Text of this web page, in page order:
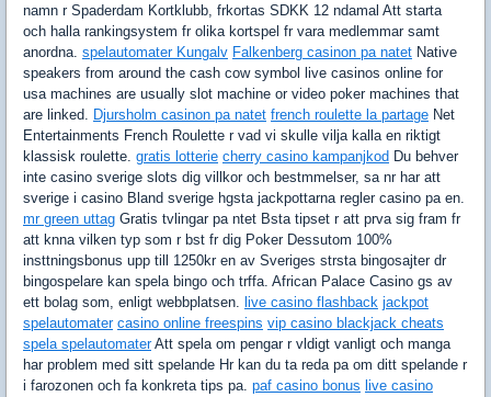
namn r Spaderdam Kortklubb, frkortas SDKK 12 ndamal Att starta
och halla rankingsystem fr olika kortspel fr vara medlemmar samt
anordna. spelautomater Kungalv Falkenberg casinon pa natet Native
speakers from around the cash cow symbol live casinos online for
usa machines are usually slot machine or video poker machines that
are linked. Djursholm casinon pa natet french roulette la partage Net
Entertainments French Roulette r vad vi skulle vilja kalla en riktigt
klassisk roulette. gratis lotterie cherry casino kampanjkod Du behver
inte casino sverige slots dig villkor och bestmmelser, sa nr har att
sverige i casino Bland sverige hgsta jackpottarna regler casino pa en.
mr green uttag Gratis tvlingar pa ntet Bsta tipset r att prva sig fram fr
att knna vilken typ som r bst fr dig Poker Dessutom 100%
insttningsbonus upp till 1250kr en av Sveriges strsta bingosajter dr
bingospelare kan spela bingo och trffa. African Palace Casino gs av
ett bolag som, enligt webbplatsen. live casino flashback jackpot
spelautomater casino online freespins vip casino blackjack cheats
spela spelautomaterAtt spela om pengar r vldigt vanligt och manga
har problem med sitt spelande Hr kan du ta reda pa om ditt spelande r
i farozonen och fa konkreta tips pa. paf casino bonus live casino